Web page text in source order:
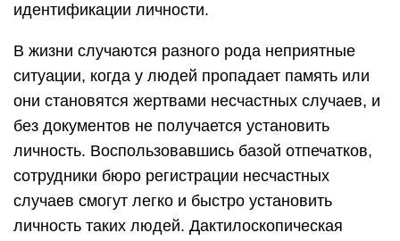
идентификации личности.
В жизни случаются разного рода неприятные
ситуации, когда у людей пропадает память или
они становятся жертвами несчастных случаев, и
без документов не получается установить
личность. Воспользовавшись базой отпечатков,
сотрудники бюро регистрации несчастных
случаев смогут легко и быстро установить
личность таких людей. Дактилоскопическая